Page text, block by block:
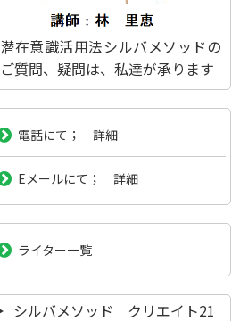
潜在意識活用法シルバメソッドの
ご質問、疑問は、私達が承ります
電話にて； 詳細
Eメールにて； 詳細
ライター一覧
シルバメソッド クリエイト21